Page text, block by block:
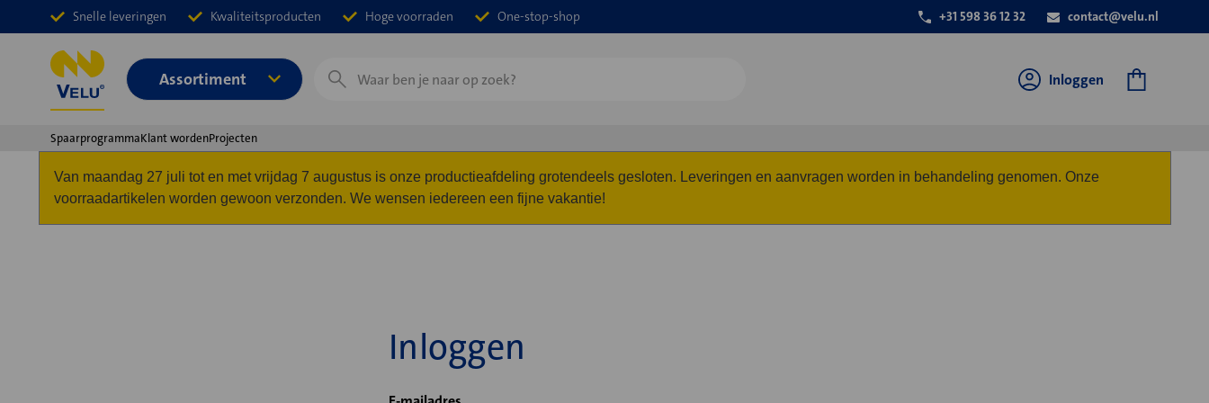
Snelle leveringen Kwaliteitsproducten Hoge voorraden One-stop-shop +31 598 36 12 32 contact@velu.nl
Assortiment
Zoeken
Inloggen
SpaarprogrammaKlant wordenProjecten
Van maandag 27 juli tot en met vrijdag 7 augustus is onze productieafdeling grotendeels gesloten. Leveringen en aanvragen worden in behandeling genomen. Onze
voorraadartikelen worden gewoon verzonden. We wensen iedereen een fijne vakantie!
Inloggen